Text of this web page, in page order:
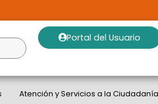
Portal del Usuario
Atención y Servicios a la Ciudadanía